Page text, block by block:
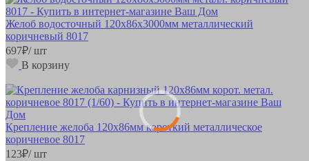
Желоб водосточный 120х86х3000мм металлический
коричневый 8017
697₽/ шт
В корзину
Крепление желоба 120х86мм короткий металлическое
коричневое 8017
123₽/ шт